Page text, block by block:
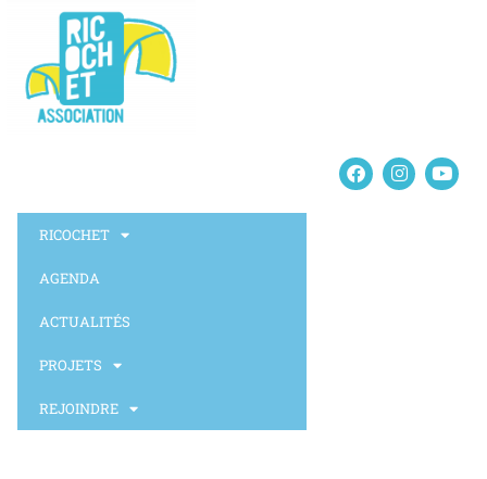
RICOCHET
AGENDA
ACTUALITÉS
PROJETS
REJOINDRE